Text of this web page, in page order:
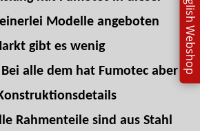
Modelle angeboten
gibt es wenig
alle dem hat Fumotec aber
Rahmenteile sind aus Stahl
english Webshop